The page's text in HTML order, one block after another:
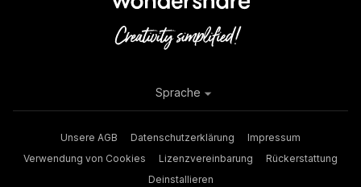
Unsere AGB Datenschutzerklärung
Impressum
Verwendung von Cookies
Lizenzvereinbarung
Rückerstattung
Deinstallieren
Sprache